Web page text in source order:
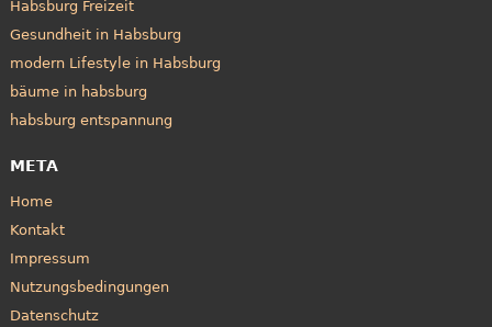
Habsburg Freizeit
Gesundheit in Habsburg
modern Lifestyle in Habsburg
bäume in habsburg
habsburg entspannung
META
Home
Kontakt
Impressum
Nutzungsbedingungen
Datenschutz